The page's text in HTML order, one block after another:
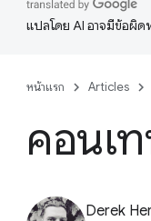
แปลโดย AI อาจมีข้อผิด
หน้าแรก Articles
คอนเ
Derek